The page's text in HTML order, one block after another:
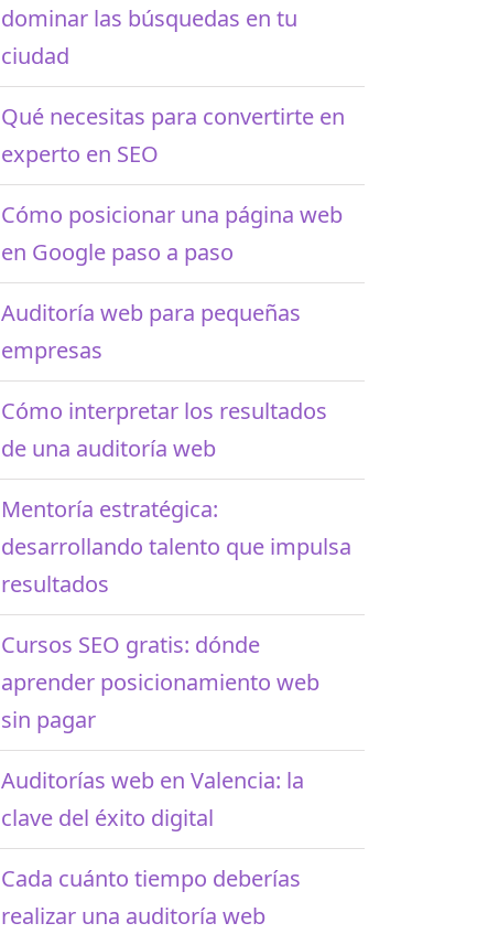
dominar las búsquedas en tu
ciudad
Qué necesitas para convertirte en
experto en SEO
Cómo posicionar una página web
en Google paso a paso
Auditoría web para pequeñas
empresas
Cómo interpretar los resultados
de una auditoría web
Mentoría estratégica:
desarrollando talento que impulsa
resultados
Cursos SEO gratis: dónde
aprender posicionamiento web
sin pagar
Auditorías web en Valencia: la
clave del éxito digital
Cada cuánto tiempo deberías
realizar una auditoría web